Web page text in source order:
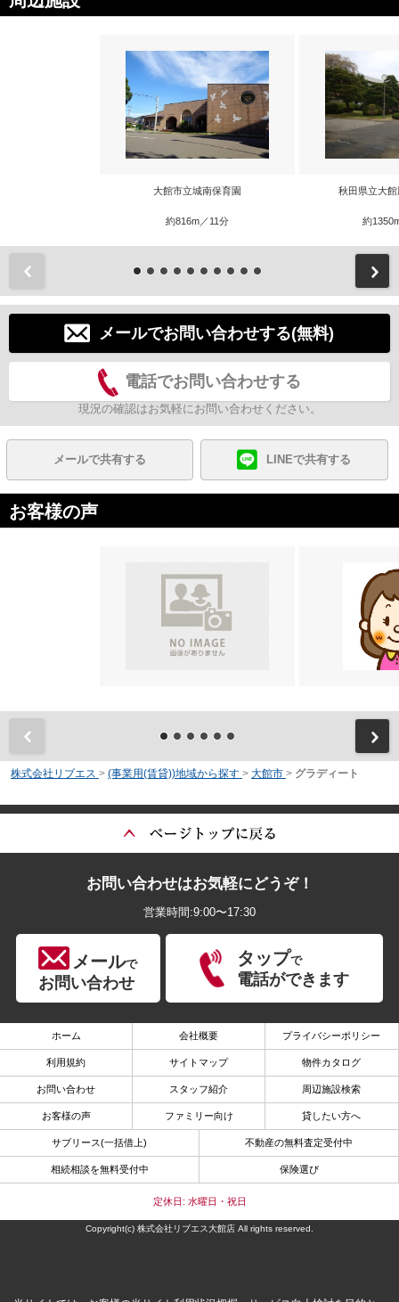
大館市立城南保育園
約816m／11分
秋田県立大
約
メールでお問い合わせする(無料)
電話でお問い合わせする
現況の確認はお気軽にお問い合わせください。
メールで共有する LINEで共有する
お客様の声
株式会社リブエス > (事業用(賃貸))地域から探す > 大館市 > グラディート
お問い合わせはお気軽にどうぞ！
営業時間:9:00〜17:30
メールで
お問い合わせ
タップで
電話ができます
ホーム 会社概要 プライバシーポリシー
利用規約 サイトマップ 物件カタログ
お問い合わせ スタッフ紹介 周辺施設検索
お客様の声 ファミリー向け 貸したい方へ
サブリース(一括借上) 不動産の無料査定受付中
相続相談を無料受付中 保険選び
定休日: 水曜日・祝日
Copyright(c) 株式会社リブエス大館店 All rights reserved.